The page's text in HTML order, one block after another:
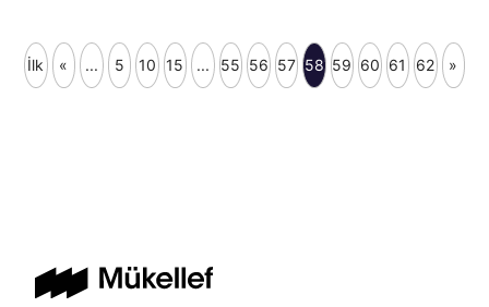
İlk « ... 5 10 15 ... 55 56 57 58 59 60 61 62 »